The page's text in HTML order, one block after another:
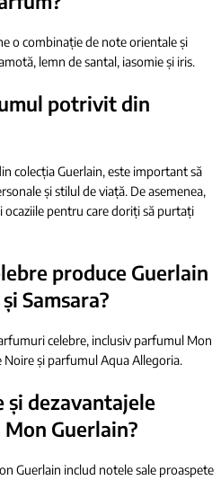
o combinație de note orientale și
lemn de santal, iasomie și iris.
potrivit din
colecția Guerlain, este important să
și stilul de viață. De asemenea,
ocaziile pentru care doriți să purtați
produce Guerlain
Samsara?
celebre, inclusiv parfumul Mon
și parfumul Aqua Allegoria.
și dezavantajele
Guerlain?
Guerlain includ notele sale proaspete